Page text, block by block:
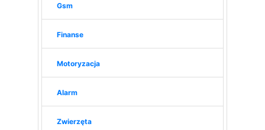
Gsm
Finanse
Motoryzacja
Alarm
Zwierzęta